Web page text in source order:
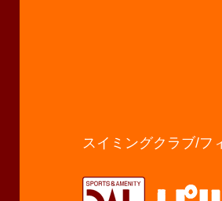
スイミングクラブ/フ